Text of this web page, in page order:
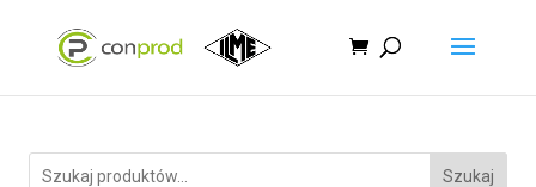
Szukaj